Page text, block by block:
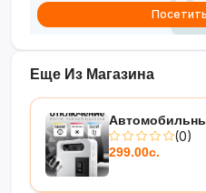
Еще Из Магазина
(0)
299.00с.